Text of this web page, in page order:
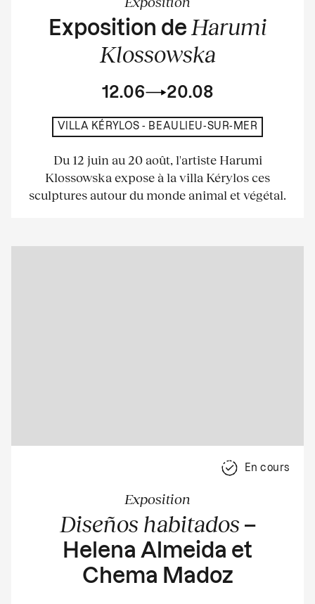
Exposition de Harumi
Klossowska
12.06 20.08
VILLA KÉRYLOS - BEAULIEU-SUR-MER
Du 12 juin au 20 août, l'artiste Harumi
Klossowska expose à la villa Kérylos ces
sculptures autour du monde animal et végétal.
En cours
Exposition
Diseños habitados –
Helena Almeida et
Chema Madoz